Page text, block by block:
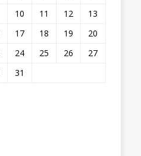
10 11 12
13
17 18 19
20
24 25 26
27
31